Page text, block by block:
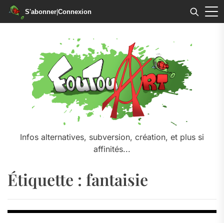
S'abonner|Connexion
Infos alternatives, subversion, création, et plus si
affinités...
Étiquette : fantaisie